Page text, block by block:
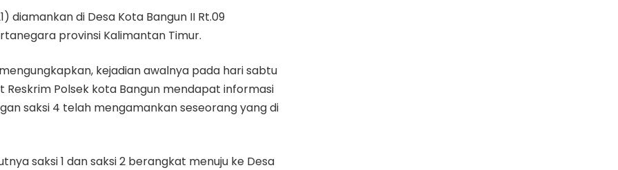
diamankan di Desa Kota Bangun II Rt.09
provinsi Kalimantan Timur.
kejadian awalnya pada hari sabtu
Reskrim Polsek kota Bangun mendapat informasi
saksi 4 telah mengamankan seseorang yang di
saksi 1 dan saksi 2 berangkat menuju ke Desa